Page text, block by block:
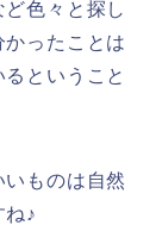
色々と探し
ったことは
ということ
ものは自然
ね♪